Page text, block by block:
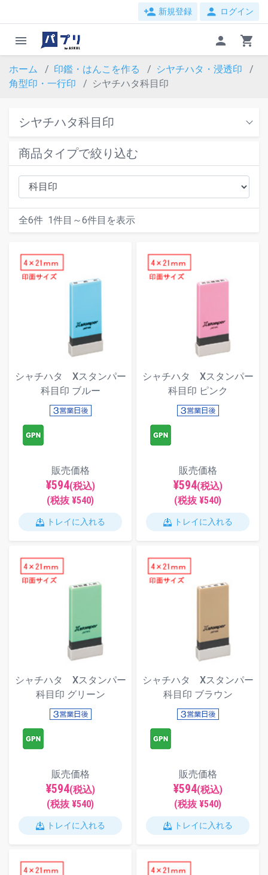
person_add 新規登録 person ログイン
menu person shopping_cart
ホーム 印鑑・はんこを作る
シヤチハタ・浸透印
角型印・一行印
シヤチハタ科目印
シヤチハタ科目印
商品タイプで絞り込む
全6件 1件目～6件目を表示
シャチハタ Xスタンパー
科目印 ブルー
販売価格
¥594(税込)
(税抜 ¥540)
トレイに入れる
シャチハタ Xスタンパー
科目印 ピンク
販売価格
¥594(税込)
(税抜 ¥540)
トレイに入れる
シャチハタ Xスタンパー
科目印 グリーン
販売価格
¥594(税込)
(税抜 ¥540)
トレイに入れる
シャチハタ Xスタンパー
科目印 ブラウン
販売価格
¥594(税込)
(税抜 ¥540)
トレイに入れる